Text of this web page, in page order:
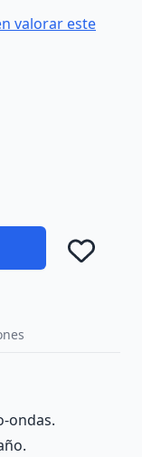
valorar este
ondas.